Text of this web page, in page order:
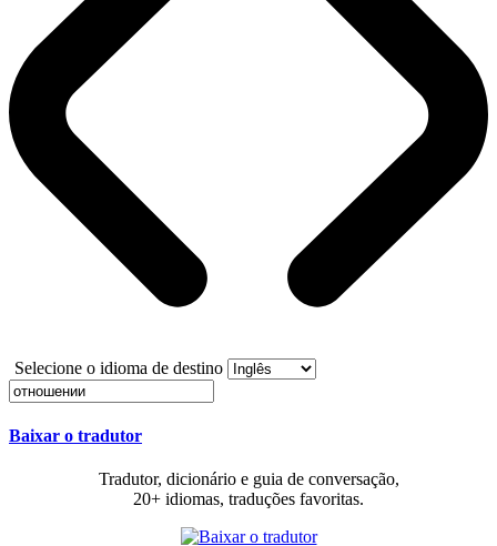
Selecione o idioma de destino
Baixar o tradutor
Tradutor, dicionário e guia de conversação,
20+ idiomas, traduções favoritas.